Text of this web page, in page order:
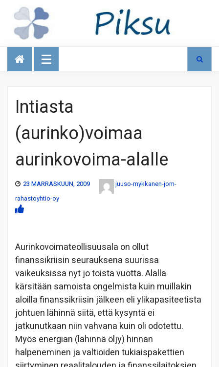
Talous
Intiasta
(aurinko)voimaa
aurinkovoima-alalle
23 MARRASKUUN, 2009
juuso-mykkanen-jom-
rahastoyhtio-oy
Aurinkovoimateollisuusala on ollut
finanssikriisin seurauksena suurissa
vaikeuksissa nyt jo toista vuotta. Alalla
kärsitään samoista ongelmista kuin muillakin
aloilla finanssikriisin jälkeen eli ylikapasiteetista
johtuen lähinnä siitä, että kysyntä ei
jatkunutkaan niin vahvana kuin oli odotettu.
Myös energian (lähinnä öljy) hinnan
halpeneminen ja valtioiden tukiaispakettien